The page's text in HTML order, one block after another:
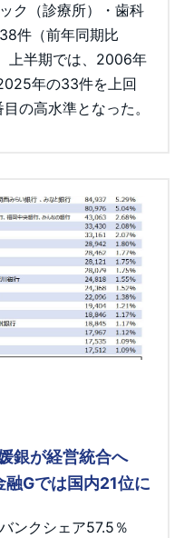
ク（診療所）・歯科
件（前年同期比
上半期では、2006年
年の33件を上回
の高水準となった。
銀が経営統合へ
Gでは国内21位に
ンクシェア57.5％